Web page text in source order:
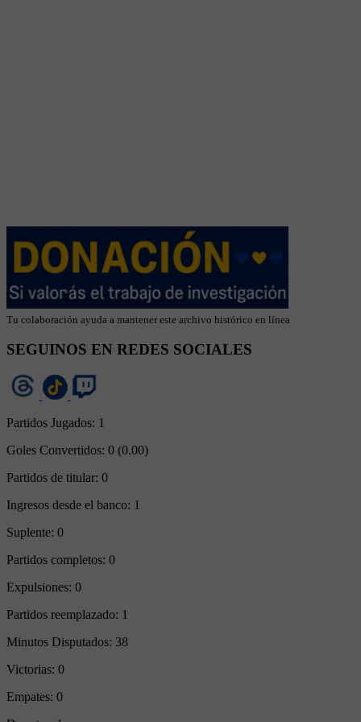
Tu colaboración ayuda a mantener este archivo histórico en línea
SEGUINOS EN REDES SOCIALES
Partidos Jugados: 1
Goles Convertidos: 0 (0.00)
Partidos de titular: 0
Ingresos desde el banco: 1
Suplente: 0
Partidos completos: 0
Expulsiones: 0
Partidos reemplazado: 1
Minutos Disputados: 38
Victorias: 0
Empates: 0